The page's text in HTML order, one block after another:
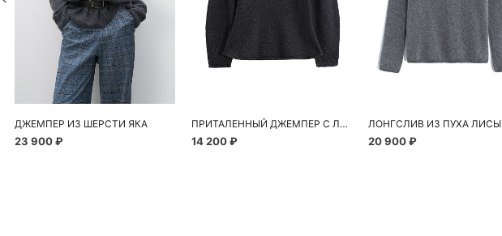
ДЖЕМПЕР ИЗ ШЕРСТИ ЯКА
23 900 ₽
ПРИТАЛЕННЫЙ ДЖЕМПЕР С ЛЮРЕКСОМ
14 200 ₽
ЛОНГСЛИВ ИЗ ПУХА ЛИСЫ
20 900 ₽